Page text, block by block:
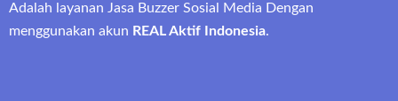
Adalah layanan Jasa Buzzer Sosial Media Dengan
menggunakan akun REAL Aktif Indonesia.